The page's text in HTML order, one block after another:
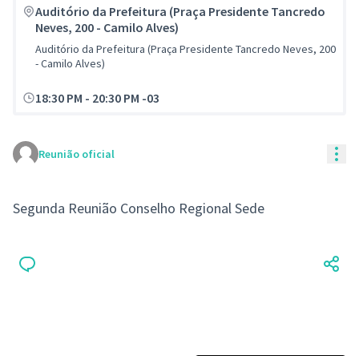
Auditório da Prefeitura (Praça Presidente Tancredo
Neves, 200 - Camilo Alves)
Auditório da Prefeitura (Praça Presidente Tancredo Neves, 200
- Camilo Alves)
18:30 PM - 20:30 PM -03
Reunião oficial
Segunda Reunião Conselho Regional Sede